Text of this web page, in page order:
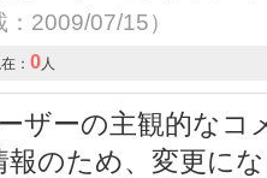
2009/07/15）
： 0人
ザーの主観的なコ
報のため、変更に